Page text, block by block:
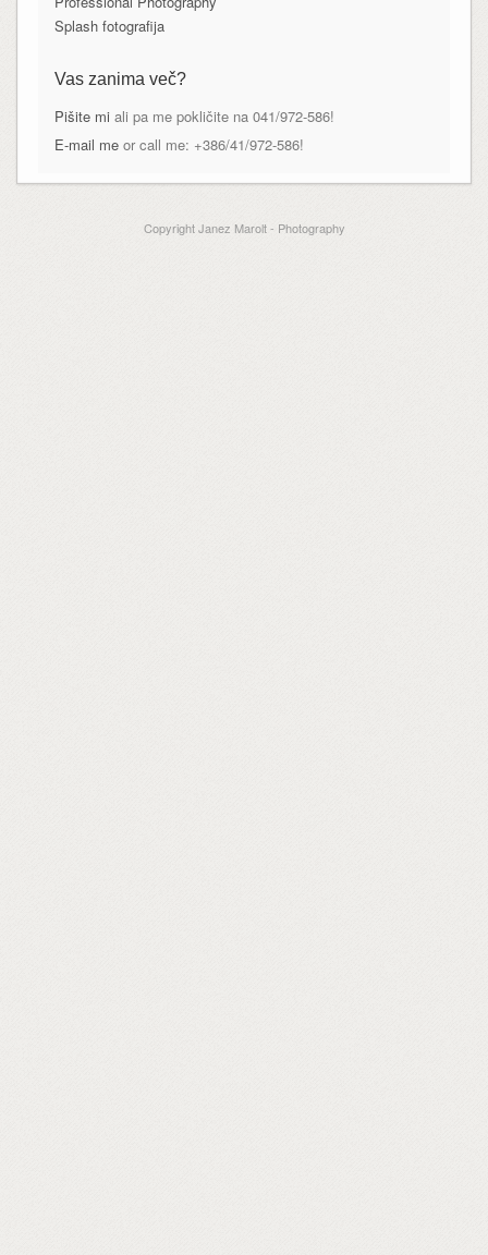
Splash fotografija
Vas zanima več?
Pišite mi ali pa me pokličite na 041/972-586!
E-mail meor call me: +386/41/972-586!
Copyright Janez Marolt - Photography